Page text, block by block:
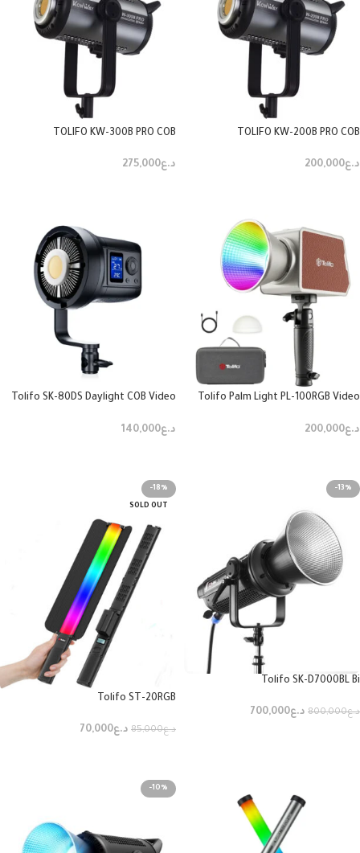
TOLIFO KW-200B PRO COB
د.ع200,000
TOLIFO KW-300B PRO COB
د.ع275,000
Tolifo Palm Light PL-100RGB Video
د.ع200,000
Tolifo SK-80DS Daylight COB Video
د.ع140,000
-13%
Tolifo SK-D7000BL Bi
د.ع800,000 د.ع700,000
-18%
SOLD OUT
Tolifo ST-20RGB
د.ع85,000 د.ع70,000
-10%